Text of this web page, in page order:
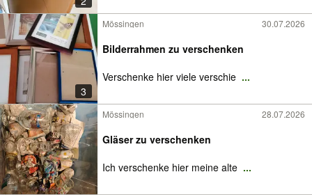
3
Mössingen 30.07.2026
Bilderrahmen zu verschenken
Verschenke hier viele verschie ...
Mössingen 28.07.2026
Gläser zu verschenken
Ich verschenke hier meine alte ...